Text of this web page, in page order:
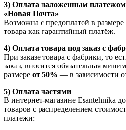
3) Оплата наложенным
«Новая Почта»
Возможна с предоплатой в размере
товара как гарантийный платёж.
4) Оплата товара под заказ с
При заказе товара с фабрики, то
заказ, вносится обязательная
размере от 50% — в зависимости
5) Оплата частями
В интернет-магазине Esantehnika
товаров с распределением
платежи: